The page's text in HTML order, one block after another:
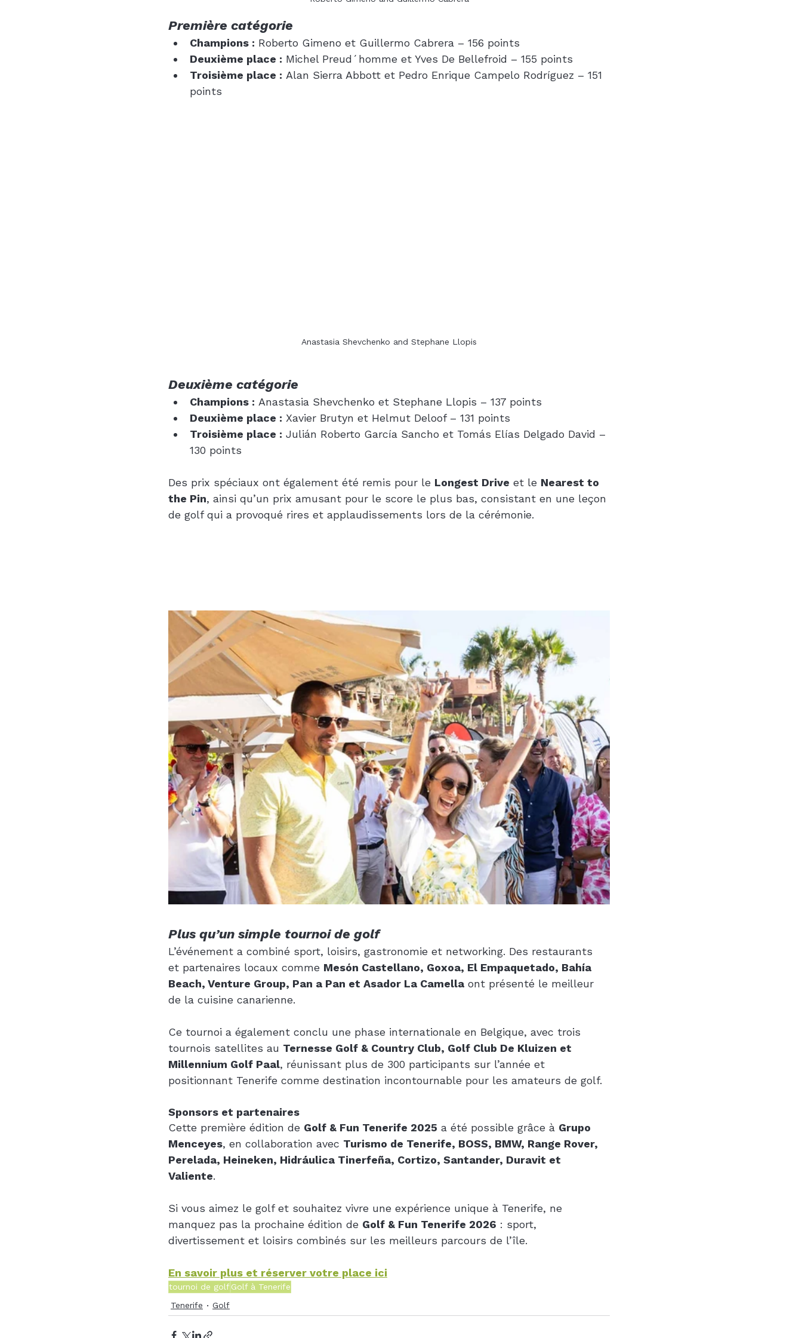
Première catégorie
Champions : Roberto Gimeno et Guillermo Cabrera – 156 points
Deuxième place : Michel Preud´homme et Yves De Bellefroid – 155 points
Troisième place : Alan Sierra Abbott et Pedro Enrique Campelo Rodríguez – 151
points
Anastasia Shevchenko and Stephane Llopis
Deuxième catégorie
Champions : Anastasia Shevchenko et Stephane Llopis – 137 points
Deuxième place : Xavier Brutyn et Helmut Deloof – 131 points
Troisième place : Julián Roberto García Sancho et Tomás Elías Delgado David –
130 points
Des prix spéciaux ont également été remis pour le Longest Drive et le Nearest to
the Pin, ainsi qu’un prix amusant pour le score le plus bas, consistant en une leçon
de golf qui a provoqué rires et applaudissements lors de la cérémonie.
Plus qu’un simple tournoi de golf
L’événement a combiné sport, loisirs, gastronomie et networking. Des restaurants
et partenaires locaux comme Mesón Castellano, Goxoa, El Empaquetado, Bahía
Beach, Venture Group, Pan a Pan et Asador La Camella ont présenté le meilleur
de la cuisine canarienne.
Ce tournoi a également conclu une phase internationale en Belgique, avec trois
tournois satellites au Ternesse Golf & Country Club, Golf Club De Kluizen et
Millennium Golf Paal, réunissant plus de 300 participants sur l’année et
positionnant Tenerife comme destination incontournable pour les amateurs de golf.
Sponsors et partenaires
Cette première édition de Golf & Fun Tenerife 2025 a été possible grâce à Grupo
Menceyes, en collaboration avec Turismo de Tenerife, BOSS, BMW, Range Rover,
Perelada, Heineken, Hidráulica Tinerfeña, Cortizo, Santander, Duravit et
Valiente.
Si vous aimez le golf et souhaitez vivre une expérience unique à Tenerife, ne
manquez pas la prochaine édition de Golf & Fun Tenerife 2026 : sport,
divertissement et loisirs combinés sur les meilleurs parcours de l’île.
En savoir plus et réserver votre place ici
tournoi de golfGolf à Tenerife
Tenerife
Golf